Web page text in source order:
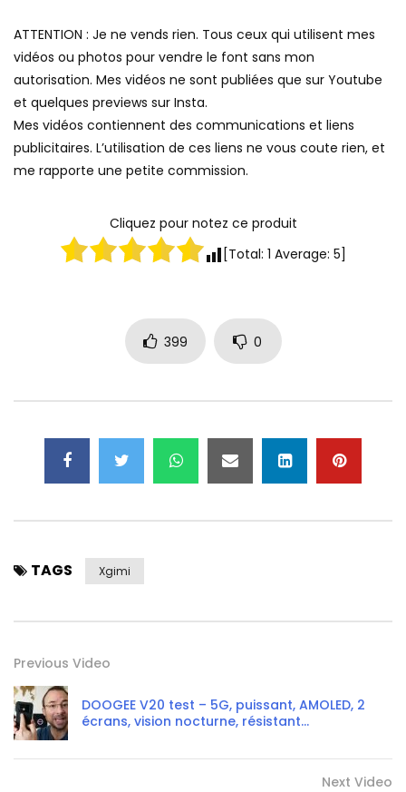
ATTENTION : Je ne vends rien. Tous ceux qui utilisent mes
vidéos ou photos pour vendre le font sans mon
autorisation. Mes vidéos ne sont publiées que sur Youtube
et quelques previews sur Insta.
Mes vidéos contiennent des communications et liens
publicitaires. L’utilisation de ces liens ne vous coute rien, et
me rapporte une petite commission.
Cliquez pour notez ce produit
[Total: 1 Average: 5]
399 0
TAGS Xgimi
Previous Video
DOOGEE V20 test – 5G, puissant, AMOLED, 2
écrans, vision nocturne, résistant…
Next Video